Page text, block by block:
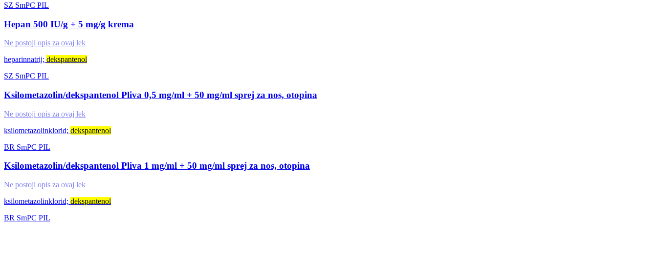
SZ SmPC PIL
Hepan 500 IU/g + 5 mg/g krema
Ne postoji opis za ovaj lek
heparinnatrij; dekspantenol
SZ SmPC PIL
Ksilometazolin/dekspantenol Pliva 0,5 mg/ml + 50 mg/ml sprej za nos, otopina
Ne postoji opis za ovaj lek
ksilometazolinklorid; dekspantenol
BR SmPC PIL
Ksilometazolin/dekspantenol Pliva 1 mg/ml + 50 mg/ml sprej za nos, otopina
Ne postoji opis za ovaj lek
ksilometazolinklorid; dekspantenol
BR SmPC PIL